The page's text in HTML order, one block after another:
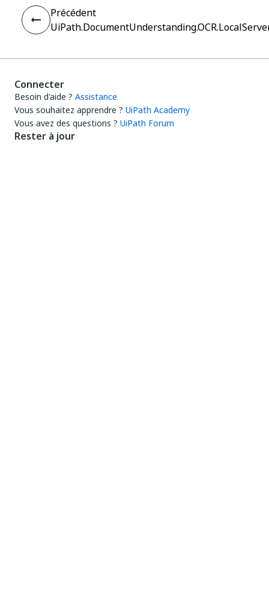
Précédent
Connecter
Besoin d'aide ? Assistance
Vous souhaitez apprendre ? UiPath Academy
Vous avez des questions ? UiPath Forum
Rester à jour